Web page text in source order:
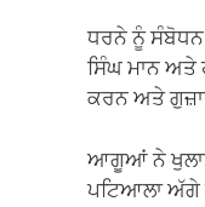
ਧਰਨੇ ਨੂੰ
ਸਿੰਘ ਮਾਨ ਅਤੇ
ਕਰਨ ਅਤੇ
ਆਗੂਆਂ ਨੇ
ਪਟਿਆਲਾ ਅੱਗੇ